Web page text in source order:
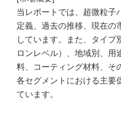
当レポートでは、超微粒子
定義、過去の推移、現在の
しています。また、タイプ
ロンレベル）、地域別、用
料、コーティング材料、そ
各セグメントにおける主要
ています。